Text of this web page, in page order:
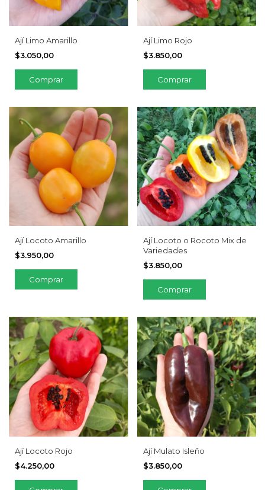
Ají Limo Amarillo
$3.050,00
Ají Limo Rojo
$3.850,00
Ají Locoto Amarillo
$3.950,00
Ají Locoto o Rocoto Mix de
Variedades
$3.850,00
Ají Locoto Rojo
$4.250,00
Ají Mulato Isleño
$3.850,00